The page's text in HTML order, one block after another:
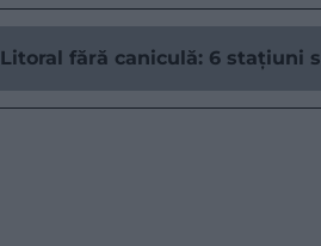
Litoral fără caniculă: 6 stațiuni